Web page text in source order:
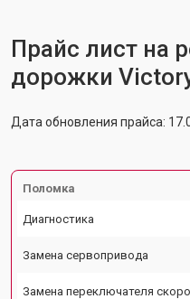
Прайс лист на
дорожки
Дата обновления прайса:
Поломка
Диагностика
Замена сервопривода
Замена переключателя